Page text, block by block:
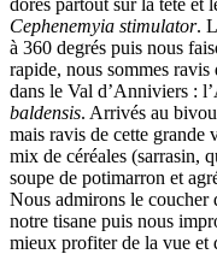
Cephenemyia stimulator.
à 360 degrés puis nous
rapide, nous sommes
dans le Val d’Anniviers :
baldensis. Arrivés au
mais ravis de cette grande
mix de céréales (sarrasin,
soupe de potimarron et
Nous admirons le coucher
notre tisane puis nous
mieux profiter de la vue et